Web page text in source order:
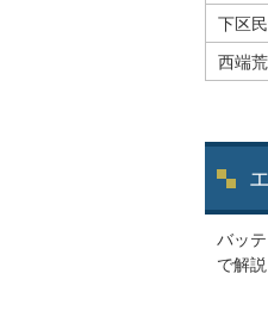
下区
西端
バッ
で解説